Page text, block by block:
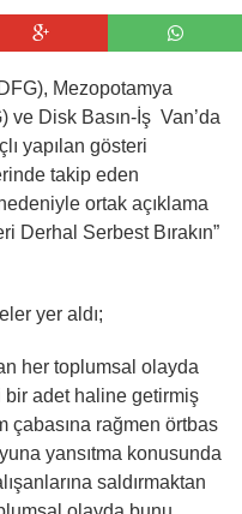
Mezopotamya
ve Disk Basın-İş Van’da
yapılan gösteri
takip eden
ortak açıklama
Derhal Serbest Bırakın”
yer aldı;
her toplumsal olayda
adet haline getirmiş
çabasına rağmen örtbas
yansıtma konusunda
saldırmaktan